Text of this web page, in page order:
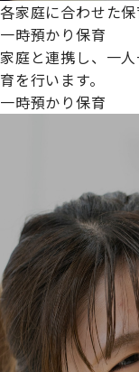
各家庭に合わせた保
一時預かり保育
家庭と連携し、一
育を行います。
一時預かり保育